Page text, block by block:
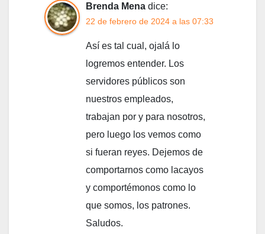
Brenda Mena dice:
22 de febrero de 2024 a las 07:33
Así es tal cual, ojalá lo
logremos entender. Los
servidores públicos son
nuestros empleados,
trabajan por y para nosotros,
pero luego los vemos como
si fueran reyes. Dejemos de
comportarnos como lacayos
y comportémonos como lo
que somos, los patrones.
Saludos.